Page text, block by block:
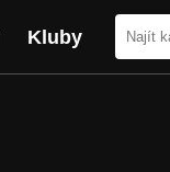
Kluby